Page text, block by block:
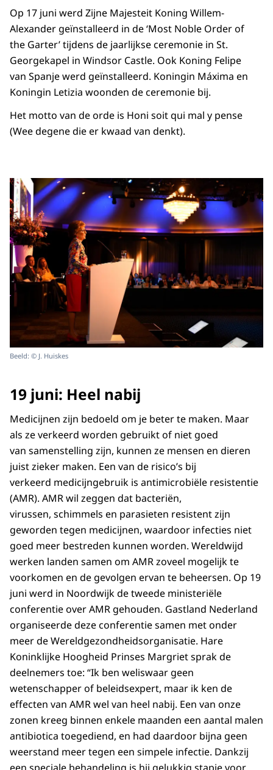
Op 17 juni werd Zijne Majesteit Koning Willem-
Alexander geïnstalleerd in de ‘Most Noble Order of
the Garter’ tijdens de jaarlijkse ceremonie in St.
Georgekapel in Windsor Castle. Ook Koning Felipe
van Spanje werd geïnstalleerd. Koningin Máxima en
Koningin Letizia woonden de ceremonie bij.
Het motto van de orde is Honi soit qui mal y pense
(Wee degene die er kwaad van denkt).
Beeld: © J. Huiskes
19 juni: Heel nabij
Medicijnen zijn bedoeld om je beter te maken. Maar
als ze verkeerd worden gebruikt of niet goed
van samenstelling zijn, kunnen ze mensen en dieren
juist zieker maken. Een van de risico’s bij
verkeerd medicijngebruik is antimicrobiële resistentie
(AMR). AMR wil zeggen dat bacteriën,
virussen, schimmels en parasieten resistent zijn
geworden tegen medicijnen, waardoor infecties niet
goed meer bestreden kunnen worden. Wereldwijd
werken landen samen om AMR zoveel mogelijk te
voorkomen en de gevolgen ervan te beheersen. Op 19
juni werd in Noordwijk de tweede ministeriële
conferentie over AMR gehouden. Gastland Nederland
organiseerde deze conferentie samen met onder
meer de Wereldgezondheidsorganisatie. Hare
Koninklijke Hoogheid Prinses Margriet sprak de
deelnemers toe: “Ik ben weliswaar geen
wetenschapper of beleidsexpert, maar ik ken de
effecten van AMR wel van heel nabij. Een van onze
zonen kreeg binnen enkele maanden een aantal malen
antibiotica toegediend, en had daardoor bijna geen
weerstand meer tegen een simpele infectie. Dankzij